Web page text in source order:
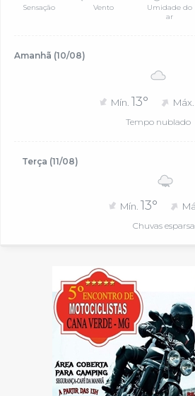
Sensação Vento
Umidade do
ar
Amanhã (10/08)
Mín. 13° Máx.
Tempo nublado
Terça (11/08)
Mín. 13°
Chuvas